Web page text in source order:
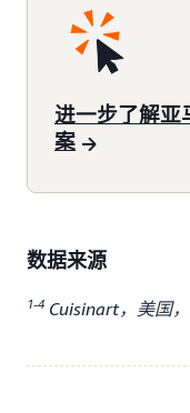
进一步了解亚
案
数据来源
1-4 Cuisinart，美国